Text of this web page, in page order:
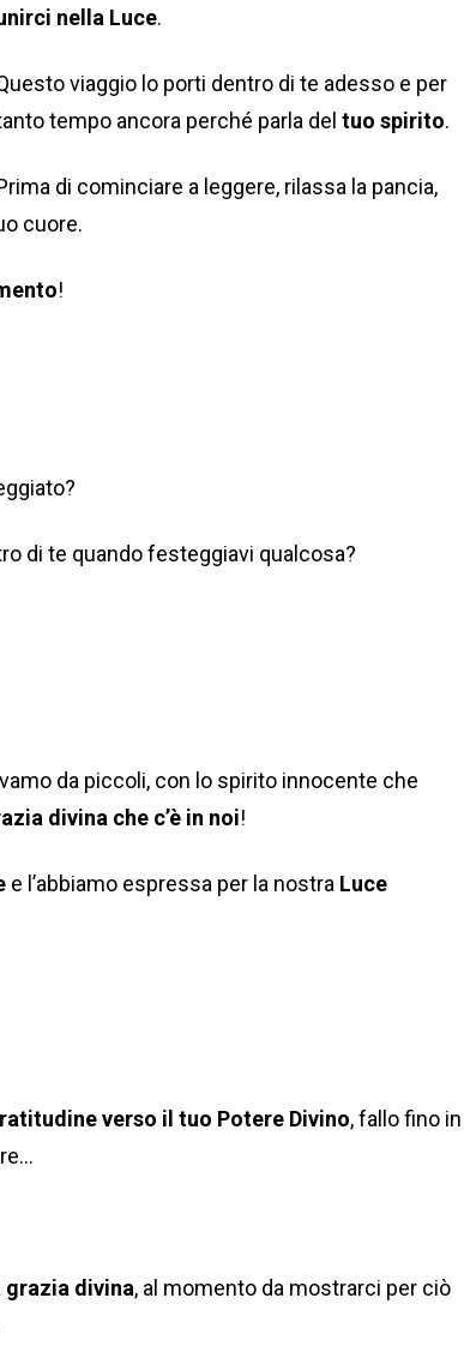
nella Luce.
viaggio lo porti dentro di te adesso e per
tempo ancora perché parla del tuo spirito.
di cominciare a leggere, rilassa la pancia,
cuore.
!
di te quando festeggiavi qualcosa?
da piccoli, con lo spirito innocente che
divina che c’è in noi!
e l’abbiamo espressa per la nostra Luce
verso il tuo Potere Divino, fallo fino in
divina, al momento da mostrarci per ciò